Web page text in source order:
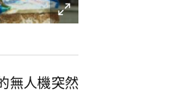
無人機突然